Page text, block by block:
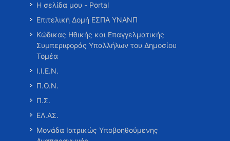
Η σελίδα μου - Portal
Επιτελική Δομή ΕΣΠΑ ΥΝΑΝΠ
Κώδικας Ηθικής και Επαγγελματικής
Συμπεριφοράς Υπαλλήλων του Δημοσίου
Τομέα
Ι.Ι.Ε.Ν.
Π.Ο.Ν.
Π.Σ.
ΕΛ.ΑΣ.
Μονάδα Ιατρικώς Υποβοηθούμενης